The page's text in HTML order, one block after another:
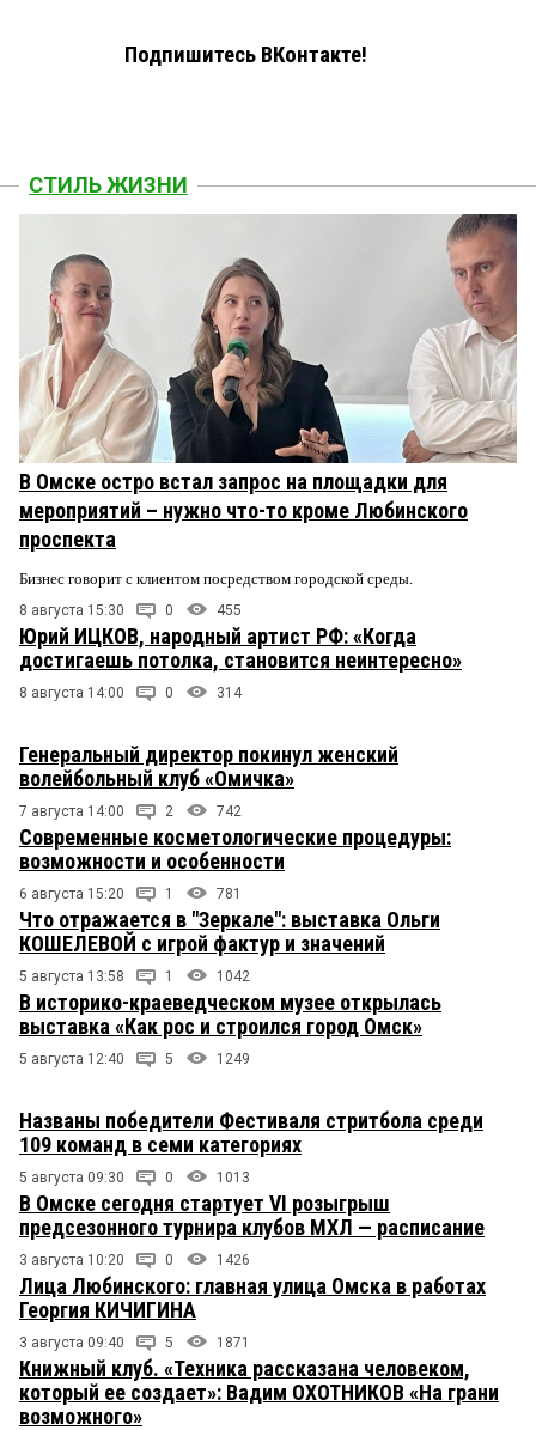
Подпишитесь ВКонтакте!
СТИЛЬ ЖИЗНИ
В Омске остро встал запрос на площадки для
мероприятий – нужно что-то кроме Любинского
проспекта
Бизнес говорит с клиентом посредством городской среды.
8 августа 15:30 0 455
Юрий ИЦКОВ, народный артист РФ: «Когда
достигаешь потолка, становится неинтересно»
8 августа 14:00 0 314
Генеральный директор покинул женский
волейбольный клуб «Омичка»
7 августа 14:00 2 742
Современные косметологические процедуры:
возможности и особенности
6 августа 15:20 1 781
Что отражается в "Зеркале": выставка Ольги
КОШЕЛЕВОЙ с игрой фактур и значений
5 августа 13:58 1 1042
В историко-краеведческом музее открылась
выставка «Как рос и строился город Омск»
5 августа 12:40 5 1249
Названы победители Фестиваля стритбола среди
109 команд в семи категориях
5 августа 09:30 0 1013
В Омске сегодня стартует VI розыгрыш
предсезонного турнира клубов МХЛ — расписание
3 августа 10:20 0 1426
Лица Любинского: главная улица Омска в работах
Георгия КИЧИГИНА
3 августа 09:40 5 1871
Книжный клуб. «Техника рассказана человеком,
который ее создает»: Вадим ОХОТНИКОВ «На грани
возможного»